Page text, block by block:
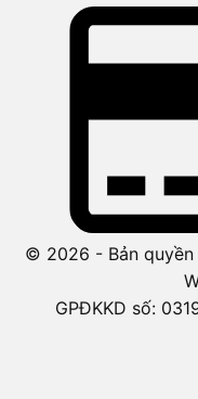
© 2026 - Bản quyền
GPĐKKD số: